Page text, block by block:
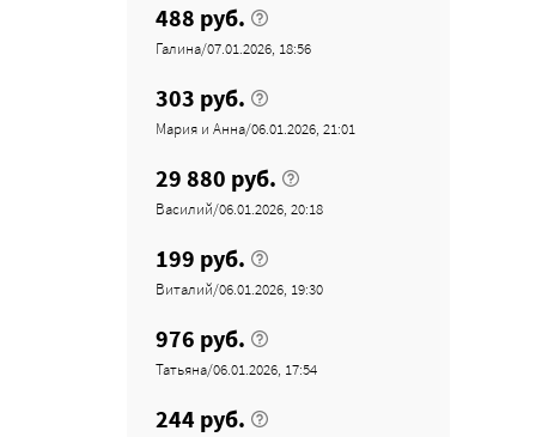
488 руб.
Галина/07.01.2026, 18:56
303 руб.
Мария и Анна/06.01.2026, 21:01
29 880 руб.
Василий/06.01.2026, 20:18
199 руб.
Виталий/06.01.2026, 19:30
976 руб.
Татьяна/06.01.2026, 17:54
244 руб.